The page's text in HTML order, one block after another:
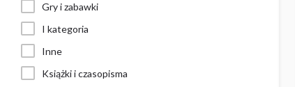
Gry i zabawki
I kategoria
Inne
Książki i czasopisma